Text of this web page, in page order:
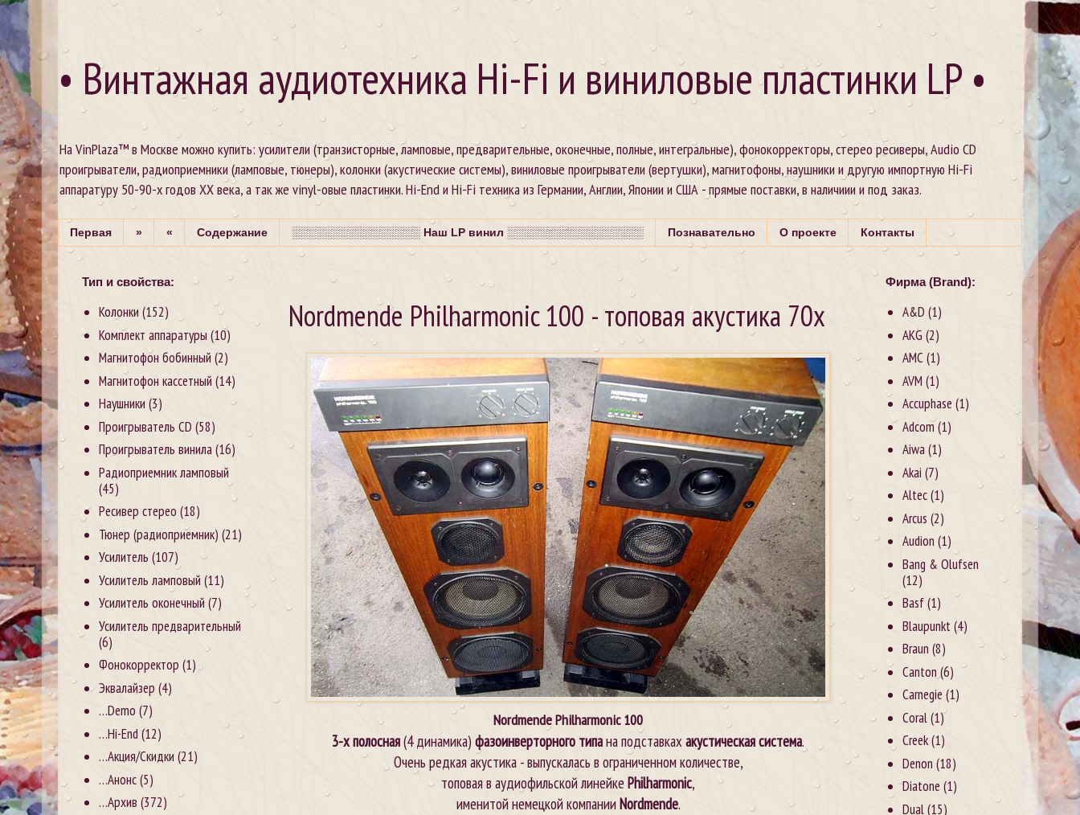
• Винтажная аудиотехника Hi-Fi и виниловые пластинки LP •
На VinPlaza™ в Москве можно купить: усилители (транзисторные, ламповые, предварительные, оконечные, полные, интегральные), фонокорректоры, стерео ресиверы, Audio CD
проигрыватели, радиоприемники (ламповые, тюнеры), колонки (акустические системы), виниловые проигрыватели (вертушки), магнитофоны, наушники и другую импортную Hi-Fi
аппаратуру 50-90-х годов XX века, а так же vinyl-овые пластинки. Hi-End и Hi-Fi техника из Германии, Англии, Японии и США - прямые поставки, в наличиии и под заказ.
Первая » « Содержание ░░░░░░░░░░░░░░░░ Наш LP винил ░░░░░░░░░░░░░░░░░ Познавательно О проекте Контакты
Nordmende Philharmonic 100 - топовая акустика 70х
NordmendePhilharmonic 100
3-х полосная(4 динамика) фазоинверторного типана подставках акустическая система.
Очень редкая акустика - выпускалась в ограниченном количестве,
топовая в аудиофильской линейке Philharmonic,
именитой немецкой компанииNordmende.
Тип и свойства:
Колонки (152)
Комплект аппаратуры (10)
Магнитофон бобинный (2)
Магнитофон кассетный (14)
Наушники (3)
Проигрыватель CD (58)
Проигрыватель винила(16)
Радиоприемник ламповый
(45)
Ресивер стерео (18)
Тюнер (радиоприемник) (21)
Усилитель (107)
Усилитель ламповый (11)
Усилитель оконечный (7)
Усилитель предварительный
(6)
Фонокорректор (1)
Эквалайзер (4)
…Demo (7)
…Hi-End(12)
…Акция/Скидки (21)
…Анонс(5)
…Архив (372)
Фирма (Brand):
A&D (1)
AKG (2)
AMC (1)
AVM (1)
Accuphase (1)
Adcom(1)
Aiwa(1)
Akai (7)
Altec(1)
Arcus (2)
Audion (1)
Bang & Olufsen
(12)
Basf(1)
Blaupunkt(4)
Braun (8)
Canton (6)
Carnegie (1)
Coral(1)
Creek(1)
Denon (18)
Diatone (1)
Dual(15)